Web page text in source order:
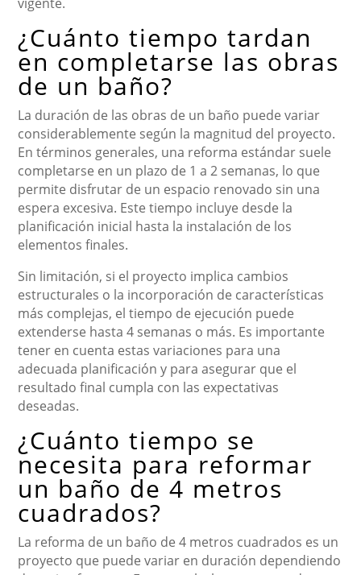
¿Cuánto tiempo tardan
en completarse las obras
de un baño?
La duración de las obras de un baño puede variar
considerablemente según la magnitud del proyecto.
En términos generales, una reforma estándar suele
completarse en un plazo de 1 a 2 semanas, lo que
permite disfrutar de un espacio renovado sin una
espera excesiva. Este tiempo incluye desde la
planificación inicial hasta la instalación de los
elementos finales.
Sin limitación, si el proyecto implica cambios
estructurales o la incorporación de características
más complejas, el tiempo de ejecución puede
extenderse hasta 4 semanas o más. Es importante
tener en cuenta estas variaciones para una
adecuada planificación y para asegurar que el
resultado final cumpla con las expectativas
deseadas.
¿Cuánto tiempo se
necesita para reformar
un baño de 4 metros
cuadrados?
La reforma de un baño de 4 metros cuadrados es un
proyecto que puede variar en duración dependiendo